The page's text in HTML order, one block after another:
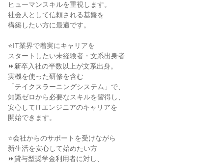
ヒューマンスキルを重視します。
社会人として信頼される基盤を
構築したい方に最適です。
⭐IT業界で着実にキャリアを
スタートしたい未経験者・文系出身者
⏩新卒入社の半数以上が文系出身。
実機を使った研修を含む
「テイクスラーニングシステム」で、
知識ゼロから必要なスキルを習得し、
安心してITエンジニアのキャリアを
開始できます。
⭐会社からのサポートを受けながら
新生活を安心して始めたい方
⏩貸与型奨学金利用者に対し、